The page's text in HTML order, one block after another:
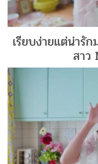
เรียบง่ายแต่น่ารั
สาว